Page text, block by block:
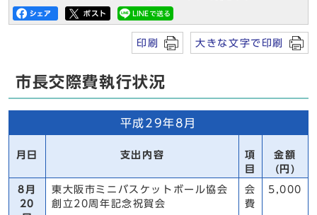
印刷 大きな文字で印刷
市長交際費執行状況
平成29年8月
月日 支出内容
項
目
金額
(円)
8月
20
東大阪市ミニバスケットボール協会
創立20周年記念祝賀会
会
費
5,000